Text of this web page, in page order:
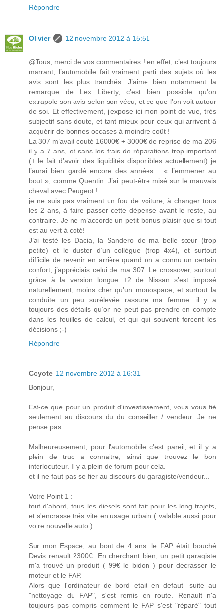
Répondre
Olivier 12 novembre 2012 à 15:51
@Tous, merci de vos commentaires ! en effet, c’est toujours
marrant, l’automobile fait vraiment parti des sujets où les
avis sont les plus tranchés. J’aime bien notamment la
remarque de Lex Liberty, c’est bien possible qu’on
extrapole son avis selon son vécu, et ce que l’on voit autour
de soi. Et effectivement, j’expose ici mon point de vue, très
subjectif sans doute, et tant mieux pour ceux qui arrivent à
acquérir de bonnes occases à moindre coût !
La 307 m’avait couté 16000€ + 3000€ de reprise de ma 206
il y a 7 ans, et sans les frais de réparations trop important
(+ le fait d’avoir des liquidités disponibles actuellement) je
l’aurai bien gardé encore des années… « l’emmener au
bout », comme Quentin. J’ai peut-être misé sur le mauvais
cheval avec Peugeot !
je ne suis pas vraiment un fou de voiture, à changer tous
les 2 ans, à faire passer cette dépense avant le reste, au
contraire. Je ne m’accorde un petit bonus plaisir que si tout
est au vert à coté!
J’ai testé les Dacia, la Sandero de ma belle sœur (trop
petite) et le duster d’un collègue (trop 4x4), et surtout
difficile de revenir en arrière quand on a connu un certain
confort, j’appréciais celui de ma 307. Le crossover, surtout
grâce à la version longue +2 de Nissan s’est imposé
naturellement, moins cher qu’un monospace, et surtout la
conduite un peu surélevée rassure ma femme…il y a
toujours des détails qu’on ne peut pas prendre en compte
dans les feuilles de calcul, et qui qui souvent forcent les
décisions ;-)
Répondre
Coyote 12 novembre 2012 à 16:31
Bonjour,
Est-ce que pour un produit d'investissement, vous vous fié
seulement au discours du du conseiller / vendeur. Je ne
pense pas.
Malheureusement, pour l'automobile c'est pareil, et il y a
plein de truc a connaitre, ainsi que trouvez le bon
interlocuteur. Il y a plein de forum pour cela.
et il ne faut pas se fier au discours du garagiste/vendeur...
Votre Point 1 :
tout d'abord, tous les diesels sont fait pour les long trajets,
et s'encrasse trés vite en usage urbain ( valable aussi pour
votre nouvelle auto ).
Sur mon Espace, au bout de 4 ans, le FAP était bouché
Devis renault 2300€. En cherchant bien, un petit garagiste
m'a trouvé un produit ( 99€ le bidon ) pour decrasser le
moteur et le FAP.
Alors que l'ordinateur de bord etait en defaut, suite au
"nettoyage du FAP", s'est remis en route. Renault n'a
toujours pas compris comment le FAP s'est "réparé" tout